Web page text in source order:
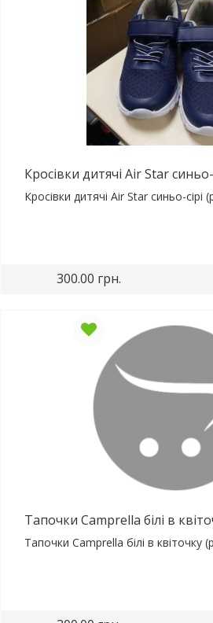
Кросівки дитячі Air Star синьо-
Кросівки дитячі Air Star синьо-сірі
300.00 грн.
Тапочки Camprella білі в
Тапочки Camprella білі в квіточку